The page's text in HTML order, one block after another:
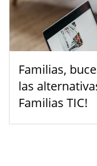
Familias,
las
Familias TIC!